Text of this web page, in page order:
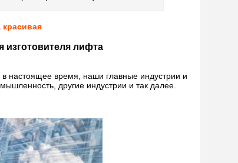
лифта
настоящее время, наши главные индустрии и
другие индустрии и так далее.